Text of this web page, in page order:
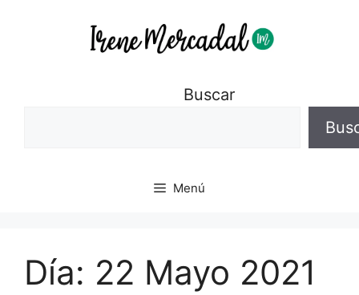
Buscar
Menú
Día: 22 Mayo 2021